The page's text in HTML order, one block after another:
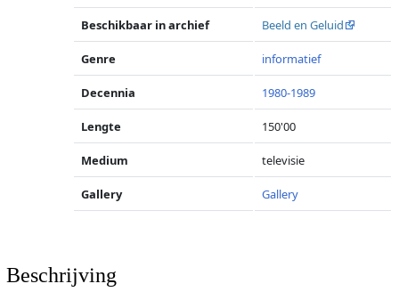
Beschikbaar in archief Beeld en Geluid
Genre informatief
Decennia 1980-1989
Lengte 150'00
Medium televisie
Gallery Gallery
Beschrijving